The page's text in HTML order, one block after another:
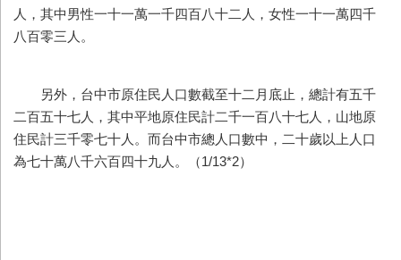
人，其中男性一十一萬一千四百八十二人，女性一十一萬四千
八百零三人。
另外，台中市原住民人口數截至十二月底止，總計有五千
二百五十七人，其中平地原住民計二千一百八十七人，山地原
住民計三千零七十人。而台中市總人口數中，二十歲以上人口
為七十萬八千六百四十九人。（1/13*2）